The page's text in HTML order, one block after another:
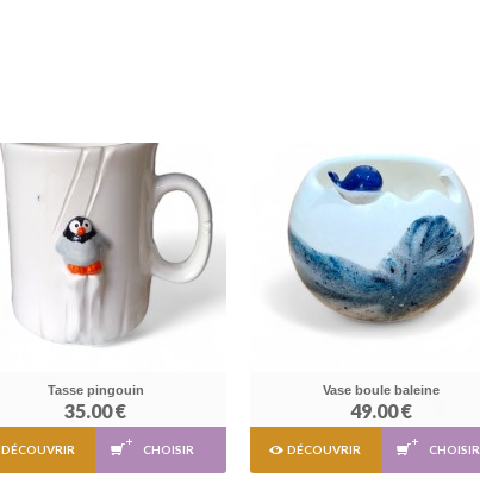
Tasse pingouin
35.00 €
DÉCOUVRIR CHOISIR
Vase boule baleine
49.00 €
DÉCOUVRIR CHOISIR